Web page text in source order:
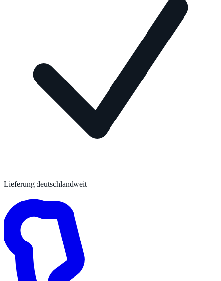
Lieferung deutschlandweit